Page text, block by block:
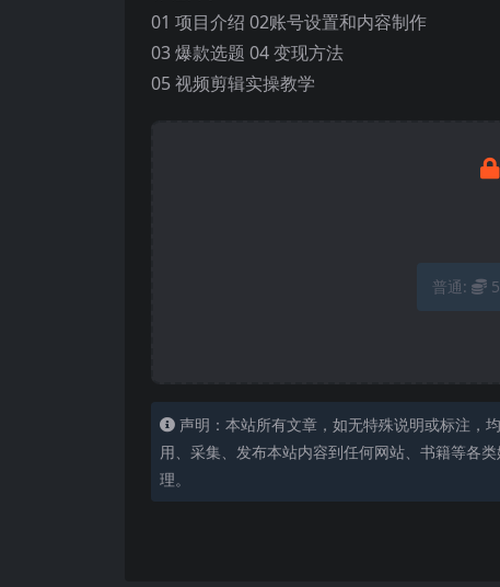
01 项目介绍 02账号设置和内容制作
03 爆款选题 04 变现方法
05 视频剪辑实操教学
普通:
声明：本站所有文章，如无特殊说明或标注，
用、采集、发布本站内容到任何网站、书籍等各
理。